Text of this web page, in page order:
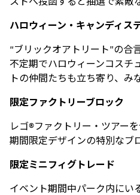
ハロウィーン・キャンディス
“ブリックオアトリート”の合
不定期でハロウィーンコスチ
トの仲間たちも立ち寄り、み
限定ファクトリーブロック
レゴ®ファクトリー・ツアー
期間限定デザインの特別なブ
限定ミニフィグトレード
イベント期間中パーク内にい